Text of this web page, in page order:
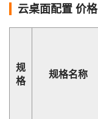
云桌面配置 价格
规
格
规格名称